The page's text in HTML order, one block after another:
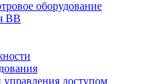
оборудование
ВВ
управления доступом